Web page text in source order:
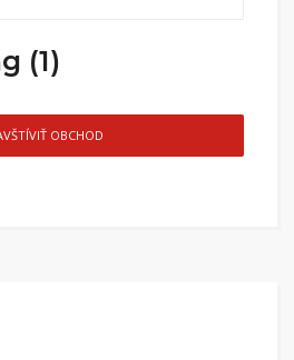
(1)
OBCHOD